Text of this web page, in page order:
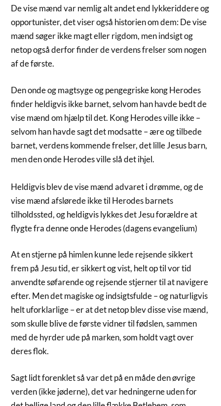
De vise mænd var nemlig alt andet end lykkeriddere og
opportunister, det viser også historien om dem: De vise
mænd søger ikke magt eller rigdom, men indsigt og
netop også derfor finder de verdens frelser som nogen
af de første.
Den onde og magtsyge og pengegriske kong Herodes
finder heldigvis ikke barnet, selvom han havde bedt de
vise mænd om hjælp til det. Kong Herodes ville ikke –
selvom han havde sagt det modsatte – ære og tilbede
barnet, verdens kommende frelser, det lille Jesus barn,
men den onde Herodes ville slå det ihjel.
Heldigvis blev de vise mænd advaret i drømme, og de
vise mænd afslørede ikke til Herodes barnets
tilholdssted, og heldigvis lykkes det Jesu forældre at
flygte fra denne onde Herodes (dagens evangelium)
At en stjerne på himlen kunne lede rejsende sikkert
frem på Jesu tid, er sikkert og vist, helt op til vor tid
anvendte søfarende og rejsende stjerner til at navigere
efter. Men det magiske og indsigtsfulde – og naturligvis
helt uforklarlige – er at det netop blev disse vise mænd,
som skulle blive de første vidner til fødslen, sammen
med de hyrder ude på marken, som holdt vagt over
deres flok.
Sagt lidt forenklet så var det på en måde den øvrige
verden (ikke jøderne), det var hedningerne uden for